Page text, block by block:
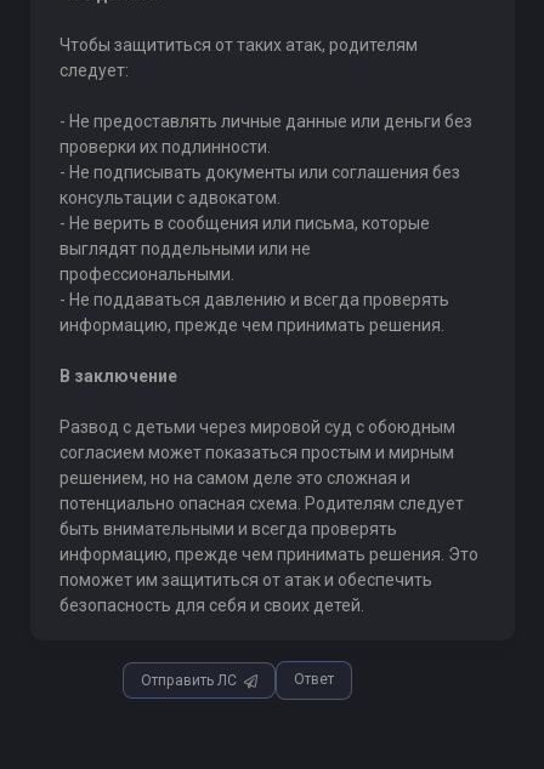
Чтобы защититься от таких атак, родителям
следует:
- Не предоставлять личные данные или деньги без
проверки их подлинности.
- Не подписывать документы или соглашения без
консультации с адвокатом.
- Не верить в сообщения или письма, которые
выглядят поддельными или не
профессиональными.
- Не поддаваться давлению и всегда проверять
информацию, прежде чем принимать решения.
В заключение
Развод с детьми через мировой суд с обоюдным
согласием может показаться простым и мирным
решением, но на самом деле это сложная и
потенциально опасная схема. Родителям следует
быть внимательными и всегда проверять
информацию, прежде чем принимать решения. Это
поможет им защититься от атак и обеспечить
безопасность для себя и своих детей.
Отправить ЛС Ответ